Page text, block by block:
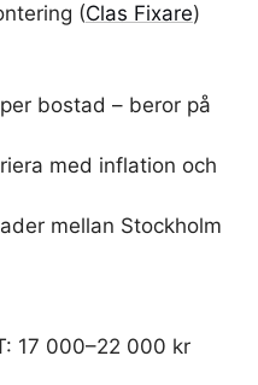
(Clas Fixare)
bostad – beror på
med inflation och
mellan Stockholm
17 000–22 000 kr